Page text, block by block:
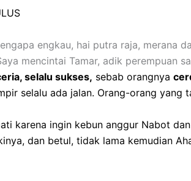
engkau, hai putra raja, merana
mencintai Tamar, adik perempuan
selalu sukses, sebab orangnya
selalu ada jalan. Orang-orang
karena ingin kebun anggur Nabot
dan betul, tidak lama kemudian